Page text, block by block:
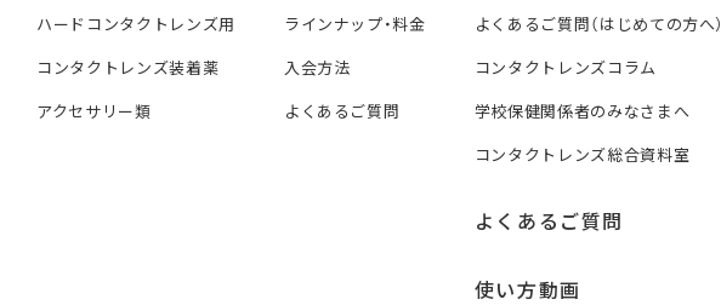
ハードコンタクトレンズ用
コンタクトレンズ装着薬
アクセサリー類
ラインナップ・料金
入会方法
よくあるご質問
よくあるご質問（はじめての方へ）
コンタクトレンズコラム
学校保健関係者のみなさまへ
コンタクトレンズ総合資料室
よくあるご質問
使い方動画